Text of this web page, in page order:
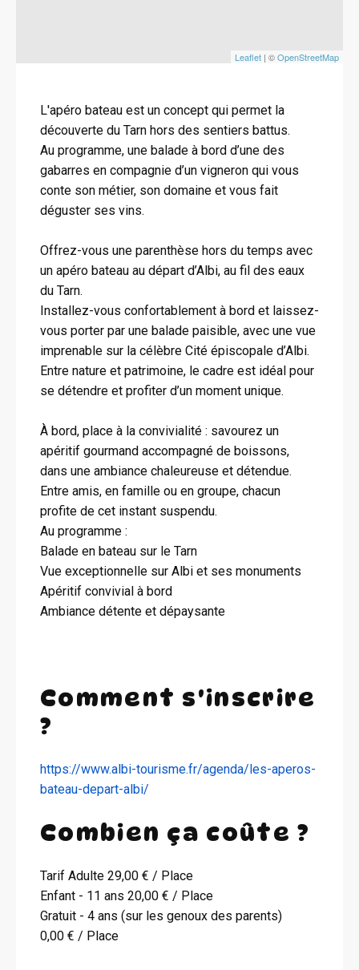
Leaflet | ©OpenStreetMap
L'apéro bateau est un concept qui permet la
découverte du Tarn hors des sentiers battus.
Au programme, une balade à bord d’une des
gabarres en compagnie d’un vigneron qui vous
conte son métier, son domaine et vous fait
déguster ses vins.
Offrez-vous une parenthèse hors du temps avec
un apéro bateau au départ d’Albi, au fil des eaux
du Tarn.
Installez-vous confortablement à bord et laissez-
vous porter par une balade paisible, avec une vue
imprenable sur la célèbre Cité épiscopale d’Albi.
Entre nature et patrimoine, le cadre est idéal pour
se détendre et profiter d’un moment unique.
À bord, place à la convivialité : savourez un
apéritif gourmand accompagné de boissons,
dans une ambiance chaleureuse et détendue.
Entre amis, en famille ou en groupe, chacun
profite de cet instant suspendu.
Au programme :
Balade en bateau sur le Tarn
Vue exceptionnelle sur Albi et ses monuments
Apéritif convivial à bord
Ambiance détente et dépaysante
Comment s'inscrire
?
https://www.albi-tourisme.fr/agenda/les-aperos-
bateau-depart-albi/
Combien ça coûte ?
Tarif Adulte 29,00 € / Place
Enfant - 11 ans 20,00 € / Place
Gratuit - 4 ans (sur les genoux des parents)
0,00 € / Place